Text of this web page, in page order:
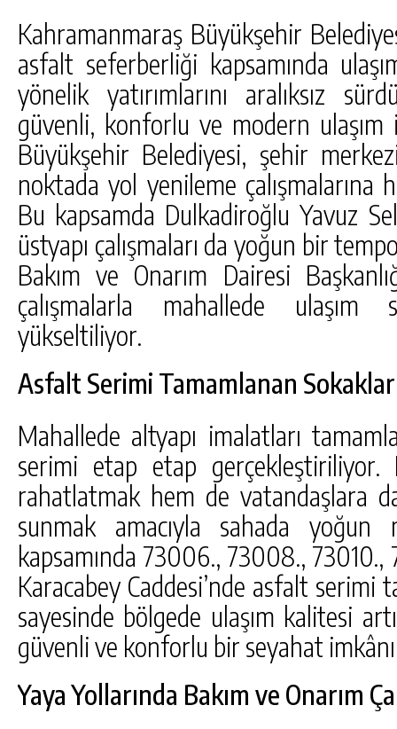
Kahramanmaraş Büyükşehir
asfalt seferberliği kapsamında
yönelik yatırımlarını aralıksız
güvenli, konforlu ve modern ulaşım
Büyükşehir Belediyesi, şehir
noktada yol yenileme çalışmalarına
Bu kapsamda Dulkadiroğlu Yavuz
üstyapı çalışmaları da yoğun bir
Bakım ve Onarım Dairesi
çalışmalarla mahallede ulaşım
yükseltiliyor.
Asfalt Serimi Tamamlanan
Mahallede altyapı imalatları
serimi etap etap
rahatlatmak hem de vatandaşlara
sunmak amacıyla sahada yoğun
kapsamında 73006., 73008., 73010.,
Karacabey Caddesi’nde asfalt serimi
sayesinde bölgede ulaşım kalitesi
güvenli ve konforlu bir seyahat
Yaya Yollarında Bakım ve Onarım